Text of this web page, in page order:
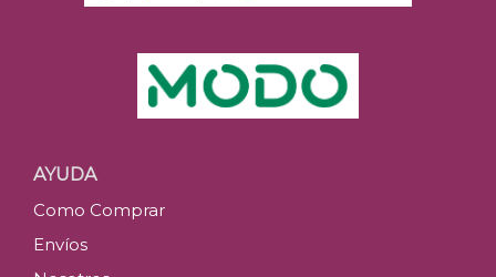
AYUDA
Como Comprar
Envíos